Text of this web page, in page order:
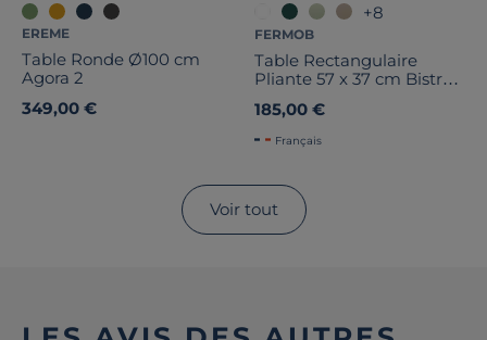
EREME
Table Ronde Ø100 cm
Agora 2
349,00 €
+8
FERMOB
Table Rectangulaire
Pliante 57 x 37 cm Bistro
185,00 €
Français
Voir tout